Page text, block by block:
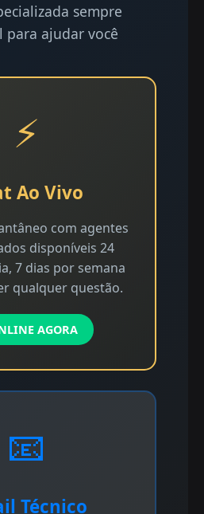
sempre
para ajudar você
⚡
Ao Vivo
com agentes
disponíveis 24
7 dias por semana
qualquer questão.
AGORA
📧
Técnico